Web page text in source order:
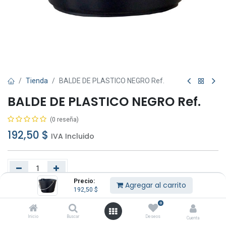
Precio:
192,50 $ Agregar al carrito
Inicio Buscar
0
Deseos Cuenta
Tienda BALDE DE PLASTICO NEGRO Ref.
BALDE DE PLASTICO NEGRO Ref.
(0 reseña)
192,50 $ IVA Incluido
Agregar al carrito Comprar ahora
Añadir a lista de deseos